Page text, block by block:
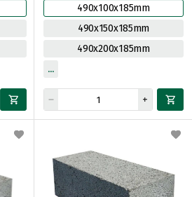
490x100x185mm
490x150x185mm
490x200x185mm